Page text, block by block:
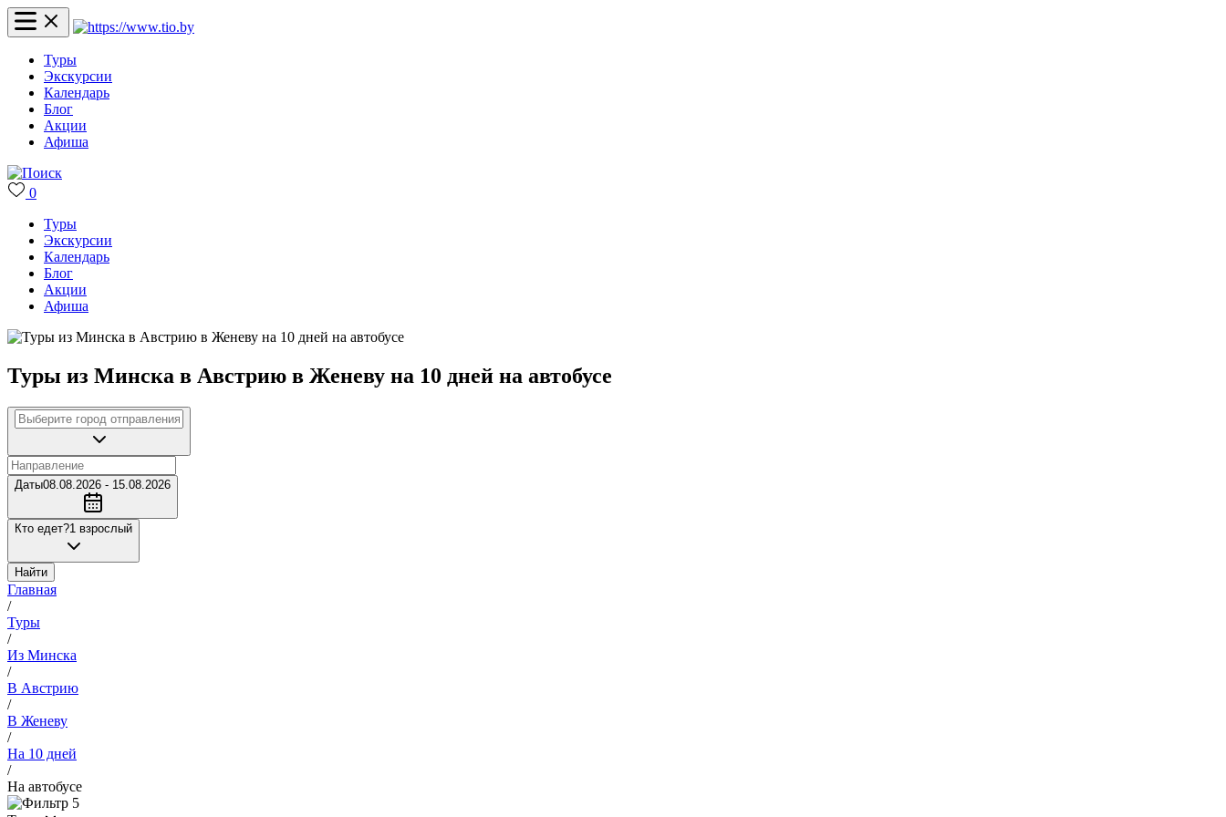
Туры
Экскурсии
Календарь
Блог
Акции
Афиша
0
Туры
Экскурсии
Календарь
Блог
Акции
Афиша
Туры из Минска в Австрию в Женеву на 10 дней на автобусе
Даты08.08.2026 - 15.08.2026
Кто едет?1 взрослый
Найти
Главная
/
Туры
/
Из Минска
/
В Австрию
/
В Женеву
/
На 10 дней
/
На автобусе
5